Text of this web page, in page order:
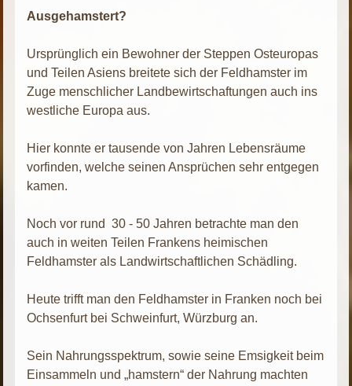
Ausgehamstert?
Ursprünglich ein Bewohner der Steppen Osteuropas
und Teilen Asiens breitete sich der Feldhamster im
Zuge menschlicher Landbewirtschaftungen auch ins
westliche Europa aus.
Hier konnte er tausende von Jahren Lebensräume
vorfinden, welche seinen Ansprüchen sehr entgegen
kamen.
Noch vor rund 30 - 50 Jahren betrachte man den
auch in weiten Teilen Frankens heimischen
Feldhamster als Landwirtschaftlichen Schädling.
Heute trifft man den Feldhamster in Franken noch bei
Ochsenfurt bei Schweinfurt, Würzburg an.
Sein Nahrungsspektrum, sowie seine Emsigkeit beim
Einsammeln und „hamstern“ der Nahrung machten